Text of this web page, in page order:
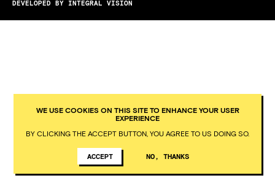
DEVELOPED BY INTEGRAL VISION
WE USE COOKIES ON THIS SITE TO ENHANCE YOUR USER
EXPERIENCE
BY CLICKING THE ACCEPT BUTTON, YOU AGREE TO US DOING SO.
ACCEPT NO, THANKS